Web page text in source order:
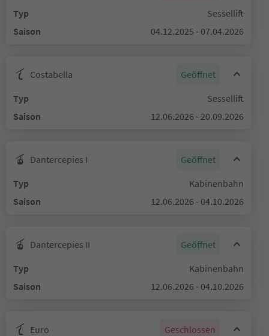
Typ
Sessellift
Saison
04.12.2025 - 07.04.2026
Costabella
Geöffnet
Typ
Sessellift
Saison
12.06.2026 - 20.09.2026
Dantercepies I
Geöffnet
Typ
Kabinenbahn
Saison
12.06.2026 - 04.10.2026
Dantercepies II
Geöffnet
Typ
Kabinenbahn
Saison
12.06.2026 - 04.10.2026
Euro
Geschlossen